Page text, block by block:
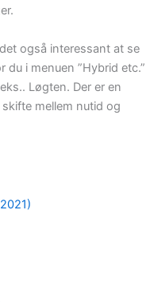
også interessant at se
i menuen ”Hybrid etc.”
Løgten. Der er en
mellem nutid og